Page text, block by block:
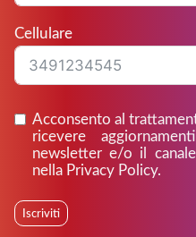
Cellulare
Acconsento al
ricevere
newsletter e/o il
nella Privacy Policy.
Iscriviti